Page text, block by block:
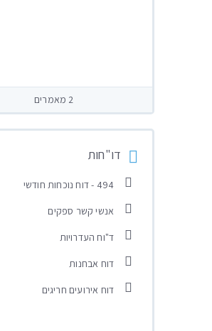
2 מאמרים
דו"חות
494 - דוח נוכחות חודשי
אנשי קשר ספקים
ד"וח העדרויות
דוח אבחנות
דוח אירועים חריגים